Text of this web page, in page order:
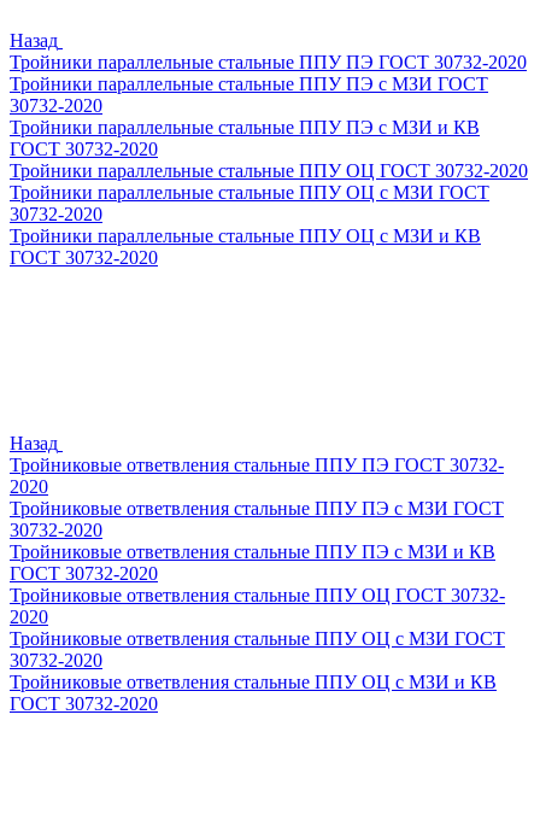
Назад
Тройники параллельные стальные ППУ ПЭ ГОСТ 30732-2020
Тройники параллельные стальные ППУ ПЭ с МЗИ ГОСТ
30732-2020
Тройники параллельные стальные ППУ ПЭ с МЗИ и КВ
ГОСТ 30732-2020
Тройники параллельные стальные ППУ ОЦ ГОСТ 30732-2020
Тройники параллельные стальные ППУ ОЦ с МЗИ ГОСТ
30732-2020
Тройники параллельные стальные ППУ ОЦ с МЗИ и КВ
ГОСТ 30732-2020
Назад
Тройниковые ответвления стальные ППУ ПЭ ГОСТ 30732-
2020
Тройниковые ответвления стальные ППУ ПЭ с МЗИ ГОСТ
30732-2020
Тройниковые ответвления стальные ППУ ПЭ с МЗИ и КВ
ГОСТ 30732-2020
Тройниковые ответвления стальные ППУ ОЦ ГОСТ 30732-
2020
Тройниковые ответвления стальные ППУ ОЦ с МЗИ ГОСТ
30732-2020
Тройниковые ответвления стальные ППУ ОЦ с МЗИ и КВ
ГОСТ 30732-2020